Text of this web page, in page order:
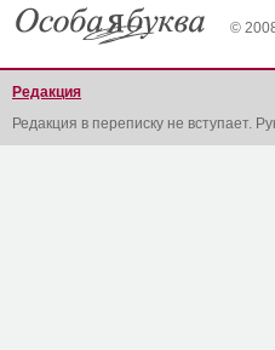
©
Редакция
Редакция в переписку не вступает.